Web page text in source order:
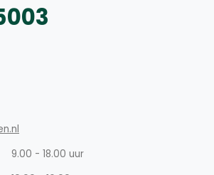
9.00 - 18.00 uur